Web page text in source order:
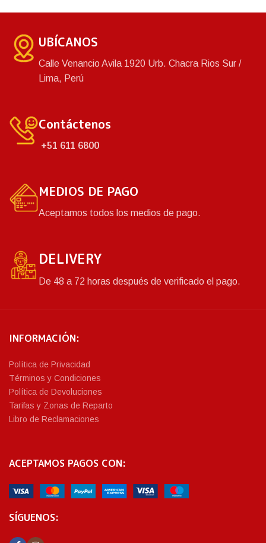
base, haz que tu bebé
tranquilamente mientras
juegan juntos.
UBÍCANOS
Calle Venancio Avila 1920 Urb. Chacra Rios Sur /
Lima, Perú
Contáctenos
+51 611 6800
MEDIOS DE PAGO
Aceptamos todos los medios de pago.
DELIVERY
De 48 a 72 horas después de verificado el pago.
INFORMACIÓN:
Política de Privacidad
Términos y Condiciones
Política de Devoluciones
Tarifas y Zonas de Reparto
Libro de Reclamaciones
ACEPTAMOS PAGOS CON:
SÍGUENOS: